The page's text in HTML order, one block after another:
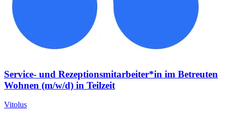
Service‑ und Rezeptionsmitarbeiter*in im Betreuten
Wohnen (m/w/d) in Teilzeit
Vitolus